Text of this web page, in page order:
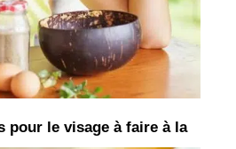
pour le visage à faire à la